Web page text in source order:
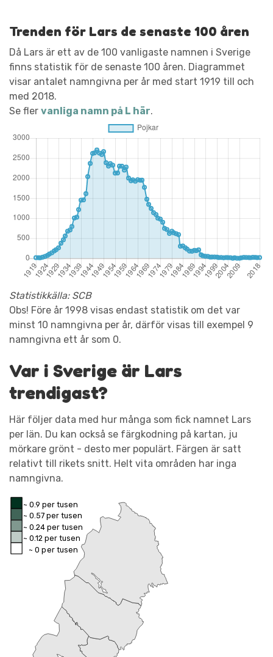
Trenden för Lars de senaste 100 åren
Då Lars är ett av de 100 vanligaste namnen i Sverige
finns statistik för de senaste 100 åren. Diagrammet
visar antalet namngivna per år med start 1919 till och
med 2018.
Se fler vanliga namn på L här.
Statistikkälla: SCB
Obs! Före år 1998 visas endast statistik om det var
minst 10 namngivna per år, därför visas till exempel 9
namngivna ett år som 0.
Var i Sverige är Lars
trendigast?
Här följer data med hur många som fick namnet Lars
per län. Du kan också se färgkodning på kartan, ju
mörkare grönt - desto mer populärt. Färgen är satt
relativt till rikets snitt. Helt vita områden har inga
namngivna.
~ 0.9 per tusen
~ 0.57 per tusen
~ 0.24 per tusen
~ 0.12 per tusen
~ 0 per tusen